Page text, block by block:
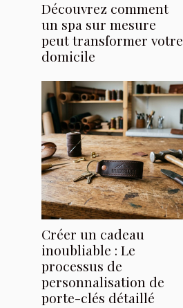
Découvrez comment
un spa sur mesure
peut transformer votre
domicile
Créer un cadeau
inoubliable : Le
processus de
personnalisation de
porte-clés détaillé